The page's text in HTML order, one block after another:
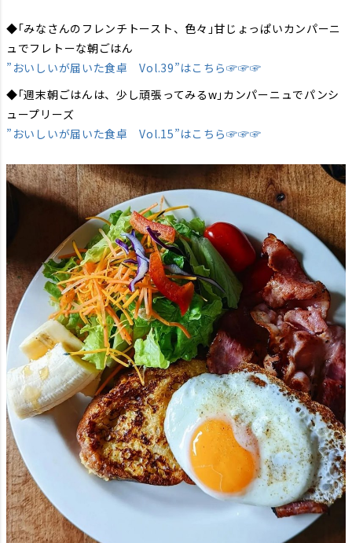
◆｢みなさんのフレンチトースト、色々｣甘じょっぱいカンパーニ
ュでフレトーな朝ごはん
”おいしいが届いた食卓 Vol.39”はこちら☞☞☞
◆｢週末朝ごはんは、少し頑張ってみるw｣カンパーニュでパンシ
ュープリーズ
”おいしいが届いた食卓 Vol.15”はこちら☞☞☞